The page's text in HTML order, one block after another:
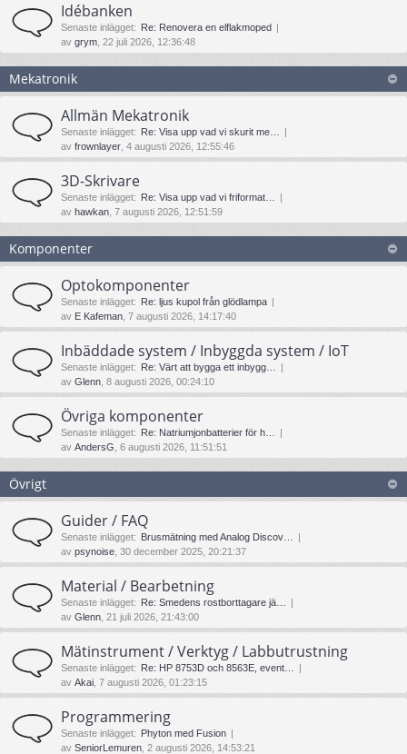
Idébanken
Senaste inlägget: Re: Renovera en elflakmoped
av grym , 22 juli 2026, 12:36:48
Mekatronik
Allmän Mekatronik
Senaste inlägget: Re: Visa upp vad vi skurit me…
av frownlayer , 4 augusti 2026, 12:55:46
3D-Skrivare
Senaste inlägget: Re: Visa upp vad vi friformat…
av hawkan , 7 augusti 2026, 12:51:59
Komponenter
Optokomponenter
Senaste inlägget: Re: ljus kupol från glödlampa
av E Kafeman , 7 augusti 2026, 14:17:40
Inbäddade system / Inbyggda system / IoT
Senaste inlägget: Re: Värt att bygga ett inbygg…
av Glenn , 8 augusti 2026, 00:24:10
Övriga komponenter
Senaste inlägget: Re: Natriumjonbatterier för h…
av AndersG , 6 augusti 2026, 11:51:51
Övrigt
Guider / FAQ
Senaste inlägget: Brusmätning med Analog Discov…
av psynoise , 30 december 2025, 20:21:37
Material / Bearbetning
Senaste inlägget: Re: Smedens rostborttagare jä…
av Glenn , 21 juli 2026, 21:43:00
Mätinstrument / Verktyg / Labbutrustning
Senaste inlägget: Re: HP 8753D och 8563E, event…
av Akai , 7 augusti 2026, 01:23:15
Programmering
Senaste inlägget: Phyton med Fusion
av SeniorLemuren , 2 augusti 2026, 14:53:21